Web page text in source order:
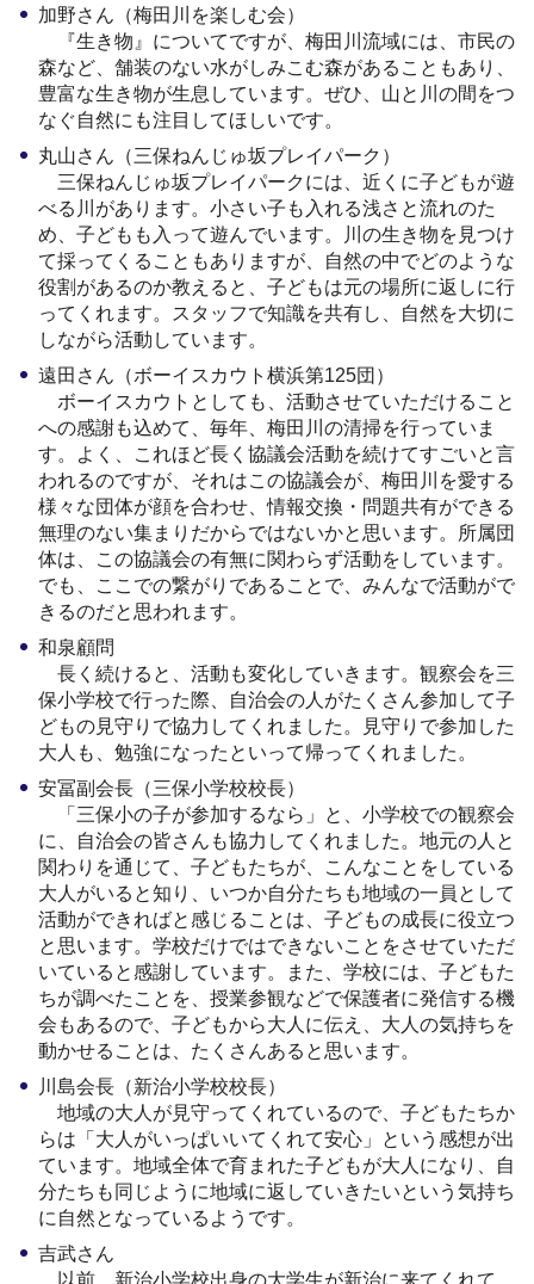
加野さん（梅田川を楽しむ会）
『生き物』についてですが、梅田川流域には、市民の
森など、舗装のない水がしみこむ森があることもあり、
豊富な生き物が生息しています。ぜひ、山と川の間をつ
なぐ自然にも注目してほしいです。
丸山さん（三保ねんじゅ坂プレイパーク）
三保ねんじゅ坂プレイパークには、近くに子どもが遊
べる川があります。小さい子も入れる浅さと流れのた
め、子どもも入って遊んでいます。川の生き物を見つけ
て採ってくることもありますが、自然の中でどのような
役割があるのか教えると、子どもは元の場所に返しに行
ってくれます。スタッフで知識を共有し、自然を大切に
しながら活動しています。
遠田さん（ボーイスカウト横浜第125団）
ボーイスカウトとしても、活動させていただけること
への感謝も込めて、毎年、梅田川の清掃を行っていま
す。よく、これほど長く協議会活動を続けてすごいと言
われるのですが、それはこの協議会が、梅田川を愛する
様々な団体が顔を合わせ、情報交換・問題共有ができる
無理のない集まりだからではないかと思います。所属団
体は、この協議会の有無に関わらず活動をしています。
でも、ここでの繋がりであることで、みんなで活動がで
きるのだと思われます。
和泉顧問
長く続けると、活動も変化していきます。観察会を三
保小学校で行った際、自治会の人がたくさん参加して子
どもの見守りで協力してくれました。見守りで参加した
大人も、勉強になったといって帰ってくれました。
安冨副会長（三保小学校校長）
「三保小の子が参加するなら」と、小学校での観察会
に、自治会の皆さんも協力してくれました。地元の人と
関わりを通じて、子どもたちが、こんなことをしている
大人がいると知り、いつか自分たちも地域の一員として
活動ができればと感じることは、子どもの成長に役立つ
と思います。学校だけではできないことをさせていただ
いていると感謝しています。また、学校には、子どもた
ちが調べたことを、授業参観などで保護者に発信する機
会もあるので、子どもから大人に伝え、大人の気持ちを
動かせることは、たくさんあると思います。
川島会長（新治小学校校長）
地域の大人が見守ってくれているので、子どもたちか
らは「大人がいっぱいいてくれて安心」という感想が出
ています。地域全体で育まれた子どもが大人になり、自
分たちも同じように地域に返していきたいという気持ち
に自然となっているようです。
吉武さん
以前、新治小学校出身の大学生が新治に来てくれて、